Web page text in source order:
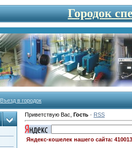
Городок
Въезд в городок
Приветствую Вас Гость· RSS
Яндекс-кошелек нашего сайта: